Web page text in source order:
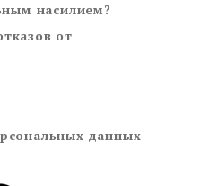
насилием?
от
данных